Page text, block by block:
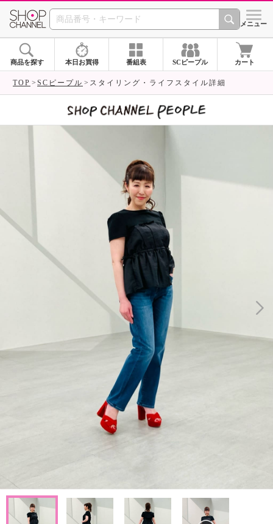
SHOP CHANNEL シメニュー
商品を探す 本日お買得 番組表 SCピープル カート
TOP SCピープル スタイリング・ライフスタイル詳細